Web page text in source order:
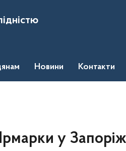
Новини Контакти
у